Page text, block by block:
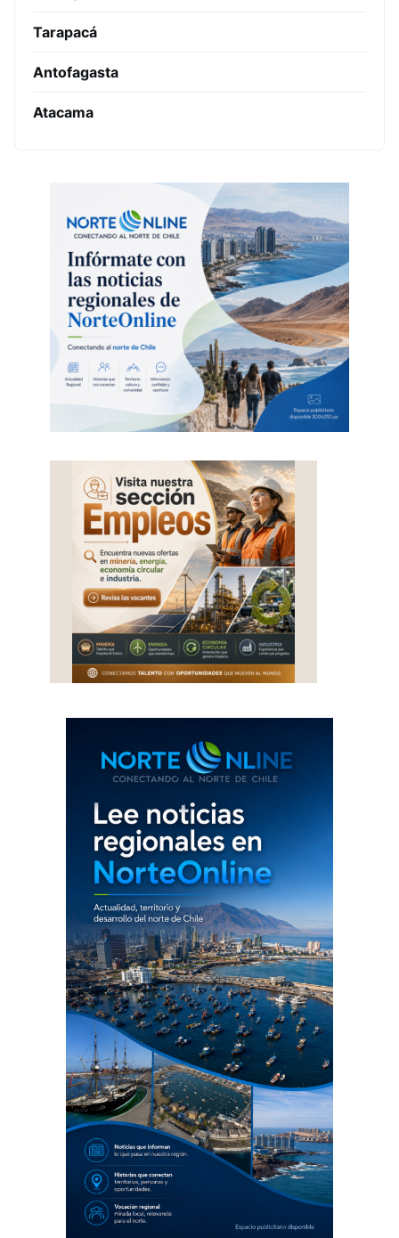
Tarapacá
Antofagasta
Atacama